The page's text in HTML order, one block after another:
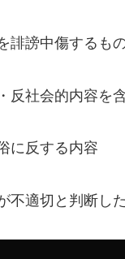
誹謗中傷するも
反社会的内容を
に反する内容
不適切と判断し